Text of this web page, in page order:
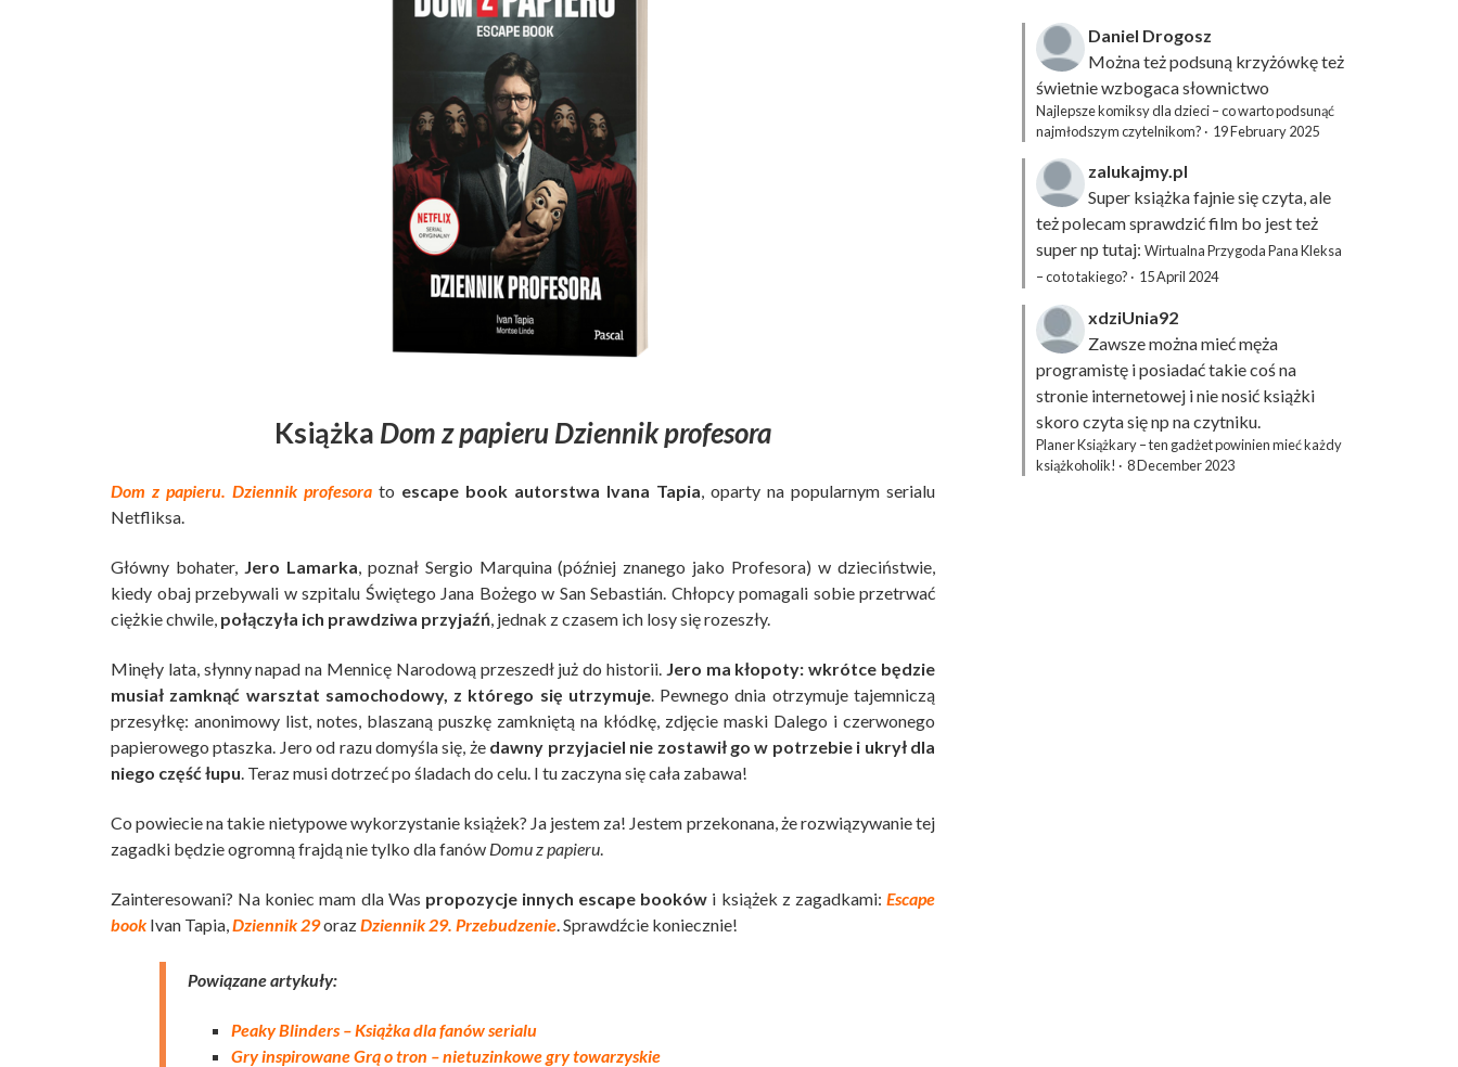
Książka Dom z papieru Dziennik profesora
Dom z papieru. Dziennik profesora to escape book autorstwa Ivana Tapia , oparty na popularnym serialu
Netfliksa.
Główny bohater, Jero Lamarka , poznał Sergio Marquina (później znanego jako Profesora) w dzieciństwie,
kiedy obaj przebywali w szpitalu Świętego Jana Bożego w San Sebastián. Chłopcy pomagali sobie przetrwać
ciężkie chwile, połączyła ich prawdziwa przyjaźń , jednak z czasem ich losy się rozeszły.
Minęły lata, słynny napad na Mennicę Narodową przeszedł już do historii. Jero ma kłopoty: wkrótce będzie
musiał zamknąć warsztat samochodowy, z którego się utrzymuje. Pewnego dnia otrzymuje tajemniczą
przesyłkę: anonimowy list, notes, blaszaną puszkę zamkniętą na kłódkę, zdjęcie maski Dalego i czerwonego
papierowego ptaszka. Jero od razu domyśla się, że dawny przyjaciel nie zostawił go w potrzebie i ukrył dla
niego część łupu . Teraz musi dotrzeć po śladach do celu. I tu zaczyna się cała zabawa!
Co powiecie na takie nietypowe wykorzystanie książek? Ja jestem za! Jestem przekonana, że rozwiązywanie tej
zagadki będzie ogromną frajdą nie tylko dla fanów Domu z papieru
Zainteresowani? Na koniec mam dla Was propozycje innych escape booków i książek z zagadkami:Escape
book Ivan Tapia, Dziennik 29orazDziennik 29. Przebudzenie . Sprawdźcie koniecznie!
Powiązane artykuły:
Peaky Blinders – Książka dla fanów serialu
Gry inspirowane Grą o tron – nietuzinkowe gry towarzyskie
Daniel Drogosz
Można też podsuną krzyżówkęteż
świetnie wzbogaca słownictwo
Najlepsze komiksy dla dzieci – co warto podsunąć
najmłodszym czytelnikom? · 19 February 2025
zalukajmy.pl
Super książka fajnie się czyta, ale
też polecam sprawdzić film bo jest też
super np tutaj: Wirtualna Przygoda Pana Kleksa
– co to takiego? · 15 April 2024
xdziUnia92
Zawsze można mieć męża
programistę i posiadać takie coś na
stronie internetowej i nie nosić książki
skoro czyta się np na czytniku.
Planer Książkary – ten gadżet powinien mieć każdy
książkoholik! · 8 December 2023